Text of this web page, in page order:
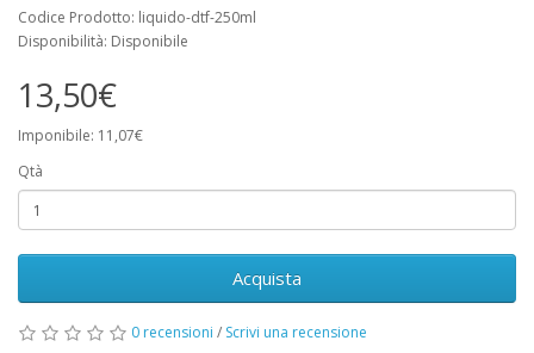
Codice Prodotto: liquido-dtf-250ml
Disponibilità: Disponibile
13,50€
Imponibile: 11,07€
Qtà
Acquista
0 recensioni / Scrivi una recensione